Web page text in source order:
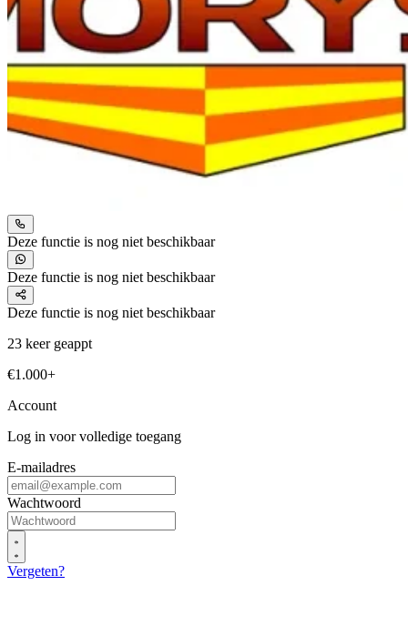
Deze functie is nog niet beschikbaar
Deze functie is nog niet beschikbaar
Deze functie is nog niet beschikbaar
23 keer geappt
€1.000+
Account
Log in voor volledige toegang
E-mailadres
Wachtwoord
Vergeten?